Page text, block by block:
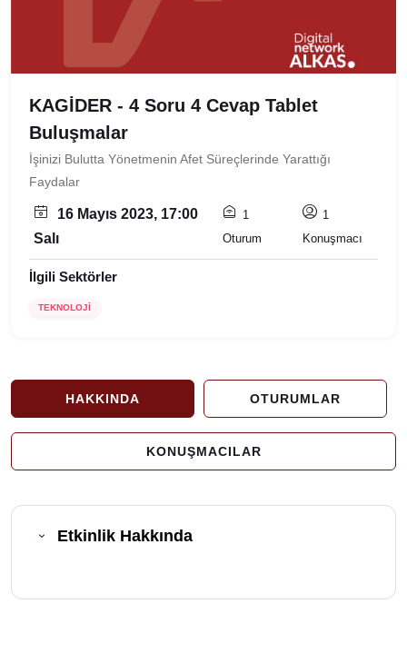
KAGİDER - 4 Soru 4 Cevap Tablet
Buluşmalar
İşinizi Bulutta Yönetmenin Afet Süreçlerinde Yarattığı
Faydalar
16 Mayıs 2023, 17:00
Salı
1
Oturum
1
Konuşmacı
İlgili Sektörler
TEKNOLOJİ
HAKKINDA OTURUMLAR
KONUŞMACILAR
Etkinlik Hakkında